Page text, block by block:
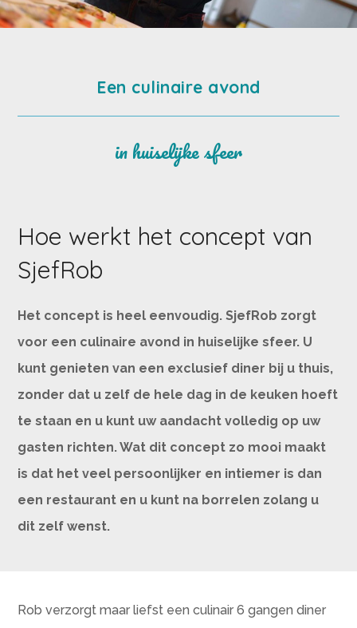
Een culinaire avond
in huiselijke sfeer
Hoe werkt het concept van
SjefRob
Het concept is heel eenvoudig. SjefRob zorgt
voor een culinaire avond in huiselijke sfeer. U
kunt genieten van een exclusief diner bij u thuis,
zonder dat u zelf de hele dag in de keuken hoeft
te staan en u kunt uw aandacht volledig op uw
gasten richten.Wat dit concept zo mooi maakt
is dat het veel persoonlijker en intiemer is dan
een restaurant en u kunt na borrelen zolang u
dit zelf wenst.
Rob verzorgt maar liefst een culinair 6 gangen diner